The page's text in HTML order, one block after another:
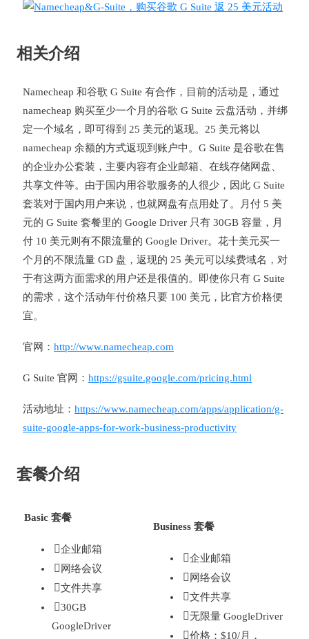
相关介绍
Namecheap 和谷歌 G Suite 有合作，目前的活动是，通过
namecheap 购买至少一个月的谷歌 G Suite 云盘活动，并绑
定一个域名，即可得到 25 美元的返现。25 美元将以
namecheap 余额的方式返现到账户中。G Suite 是谷歌在售
的企业办公套装，主要内容有企业邮箱、在线存储网盘、
共享文件等。由于国内用谷歌服务的人很少，因此 G Suite
套装对于国内用户来说，也就网盘有点用处了。月付 5 美
元的 G Suite 套餐里的 Google Driver 只有 30GB 容量，月
付 10 美元则有不限流量的 Google Driver。花十美元买一
个月的不限流量 GD 盘，返现的 25 美元可以续费域名，对
于有这两方面需求的用户还是很值的。即使你只有 G Suite
的需求，这个活动年付价格只要 100 美元，比官方价格便
宜。
官网： http://www.namecheap.com
G Suite 官网： https://gsuite.google.com/pricing.html
活动地址： https://www.namecheap.com/apps/application/g-
suite-google-apps-for-work-business-productivity
套餐介绍
Basic 套餐
企业邮箱
网络会议
文件共享
30GB
GoogleDriver
Business 套餐
企业邮箱
网络会议
文件共享
无限量 GoogleDriver
价格：$10/月，